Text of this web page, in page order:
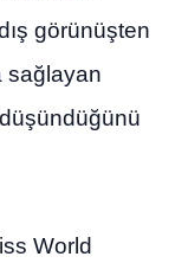
görünüşten
sağlayan
düşündüğünü
World